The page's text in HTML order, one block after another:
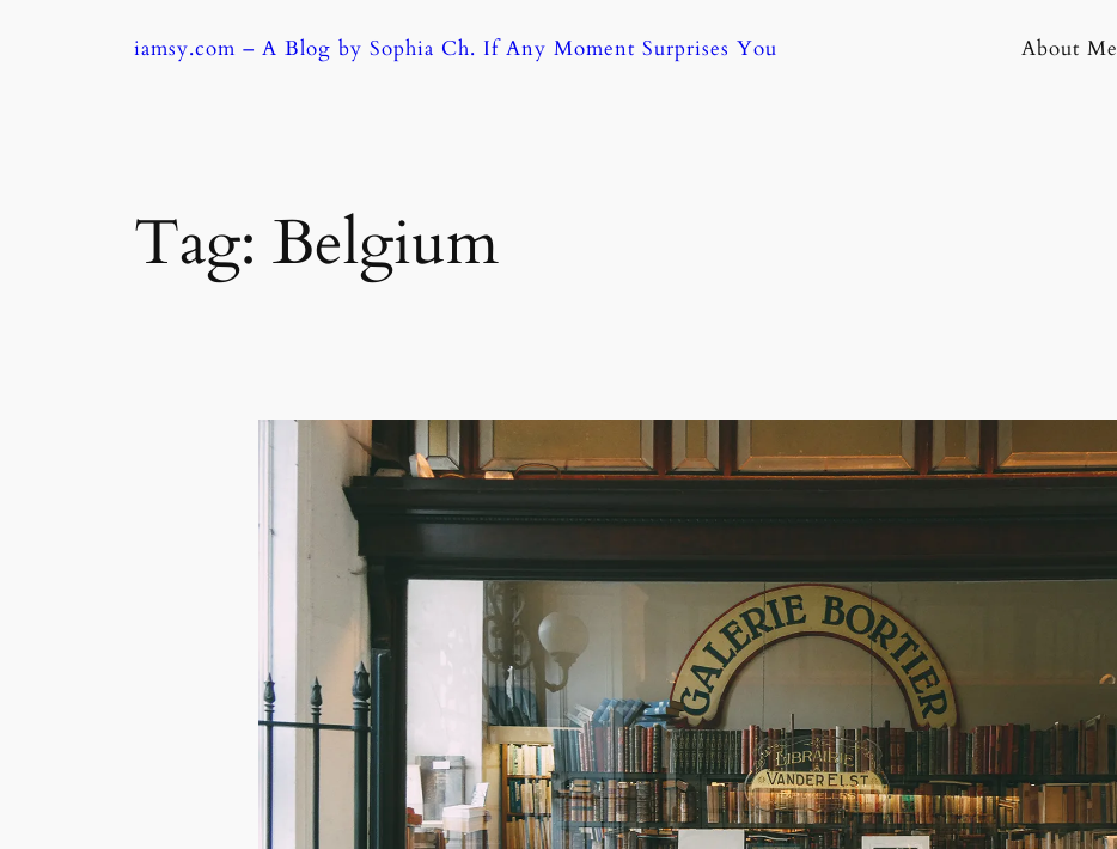
iamsy.com – A Blog by Sophia Ch. If Any Moment Surprises You About Me
Tag: Belgium